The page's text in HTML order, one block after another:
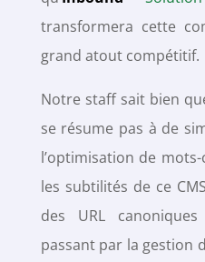
transformera cette
grand atout compétitif.
Notre staff sait bien
se résume pas à de
l’optimisation de
les subtilités de ce
des URL
passant par la gestion